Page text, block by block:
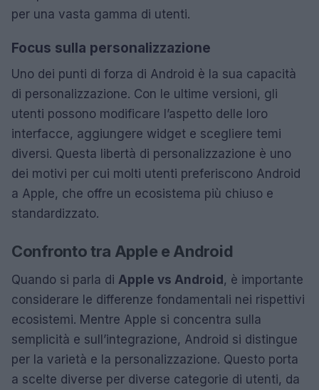
per una vasta gamma di utenti.
Focus sulla personalizzazione
Uno dei punti di forza di Android è la sua capacità
di personalizzazione. Con le ultime versioni, gli
utenti possono modificare l’aspetto delle loro
interfacce, aggiungere widget e scegliere temi
diversi. Questa libertà di personalizzazione è uno
dei motivi per cui molti utenti preferiscono Android
a Apple, che offre un ecosistema più chiuso e
standardizzato.
Confronto tra Apple e Android
Quando si parla di Apple vs Android, è importante
considerare le differenze fondamentali nei rispettivi
ecosistemi. Mentre Apple si concentra sulla
semplicità e sull’integrazione, Android si distingue
per la varietà e la personalizzazione. Questo porta
a scelte diverse per diverse categorie di utenti, da